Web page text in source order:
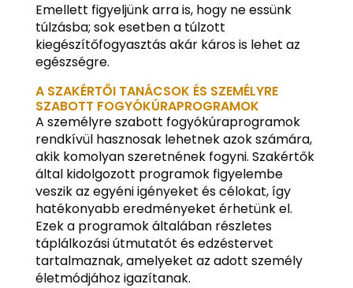
Emellett figyeljünk arra is, hogy ne essünk
túlzásba; sok esetben a túlzott
kiegészítőfogyasztás akár káros is lehet az
egészségre.
A SZAKÉRTŐI TANÁCSOK ÉS SZEMÉLYRE
SZABOTT FOGYÓKÚRAPROGRAMOK
A személyre szabott fogyókúraprogramok
rendkívül hasznosak lehetnek azok számára,
akik komolyan szeretnének fogyni. Szakértők
által kidolgozott programok figyelembe
veszik az egyéni igényeket és célokat, így
hatékonyabb eredményeket érhetünk el.
Ezek a programok általában részletes
táplálkozási útmutatót és edzéstervet
tartalmaznak, amelyeket az adott személy
életmódjához igazítanak.